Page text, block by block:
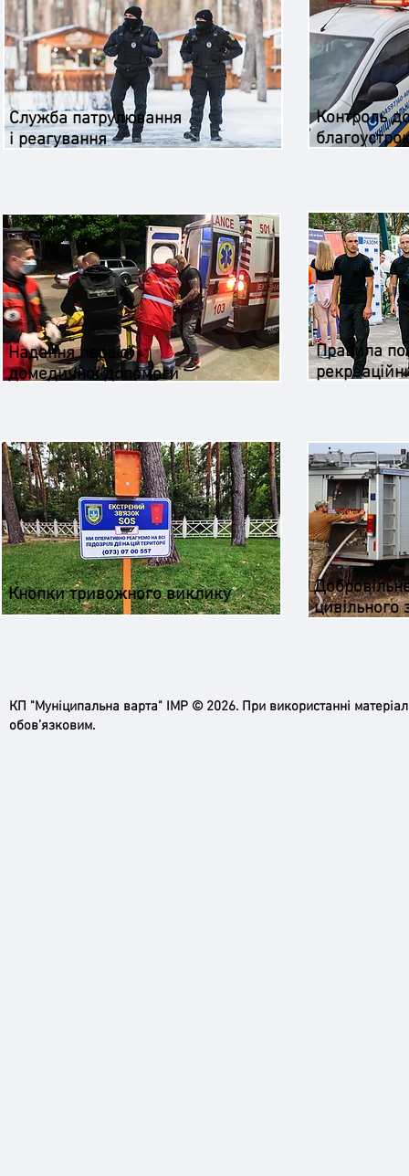
Служба патрулювання
і реагування
Контроль
Надання першої
домедичної допомоги
Правила
Кнопки тривожного виклику
цивільного
КП "Муніципальна варта" ІМР © 2026. При використанні
обов’язковим.